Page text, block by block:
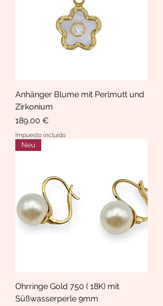
Anhänger Blume mit Perlmutt und
Zirkonium
Precio
189,00 €
Impuesto incluido
Neu
Ohrringe Gold 750 ( 18K) mit
Süßwasserperle 9mm